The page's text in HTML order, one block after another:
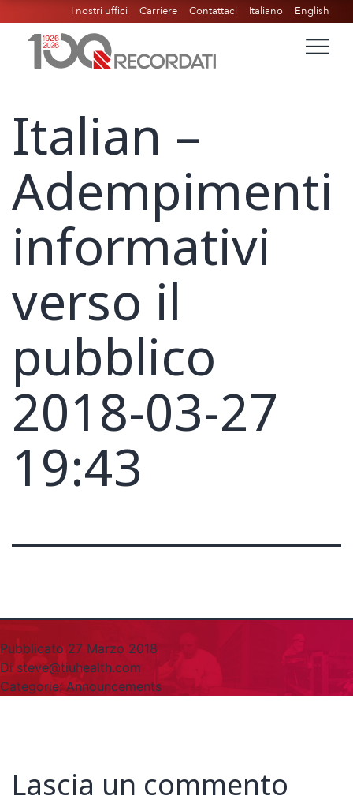
I nostri uffici Carriere Contattaci Italiano English
Italian –
Adempimenti
informativi
verso il
pubblico
2018-03-27
19:43
Pubblicato 27 Marzo 2018
Di steve@tiuhealth.com
Categorie:Announcements
Lascia un commento